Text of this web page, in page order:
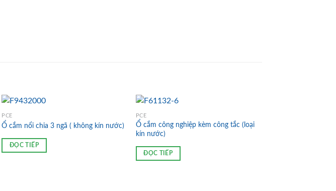
PCE
Ổ cắm nổi chia 3 ngã ( không kín nước)
ĐỌC TIẾP
PCE
Ổ cắm công nghiệp kèm công tắc (loại
kín nước)
ĐỌC TIẾP